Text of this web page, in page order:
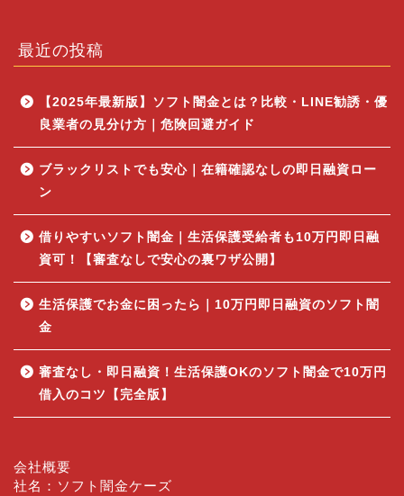
最近の投稿
【2025年最新版】ソフト闇金とは？比較・LINE勧誘・優
良業者の見分け方｜危険回避ガイド
ブラックリストでも安心｜在籍確認なしの即日融資ロー
ン
借りやすいソフト闇金｜生活保護受給者も10万円即日融
資可！【審査なしで安心の裏ワザ公開】
生活保護でお金に困ったら｜10万円即日融資のソフト闇
金
審査なし・即日融資！生活保護OKのソフト闇金で10万円
借入のコツ【完全版】
会社概要
社名：ソフト闇金ケーズ